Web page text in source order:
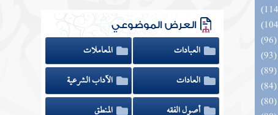
العرض الموضوعي
العبادات
المعاملات
العادات
الآداب الشرعية
أصول الفقه
المنطق